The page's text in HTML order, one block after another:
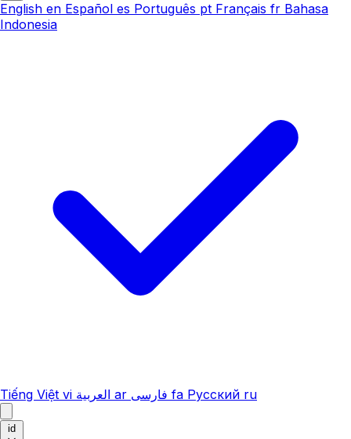
English en Español es Português pt Français fr Bahasa
Indonesia
Tiếng Việt vi العربية ar فارسی fa Русский ru
id